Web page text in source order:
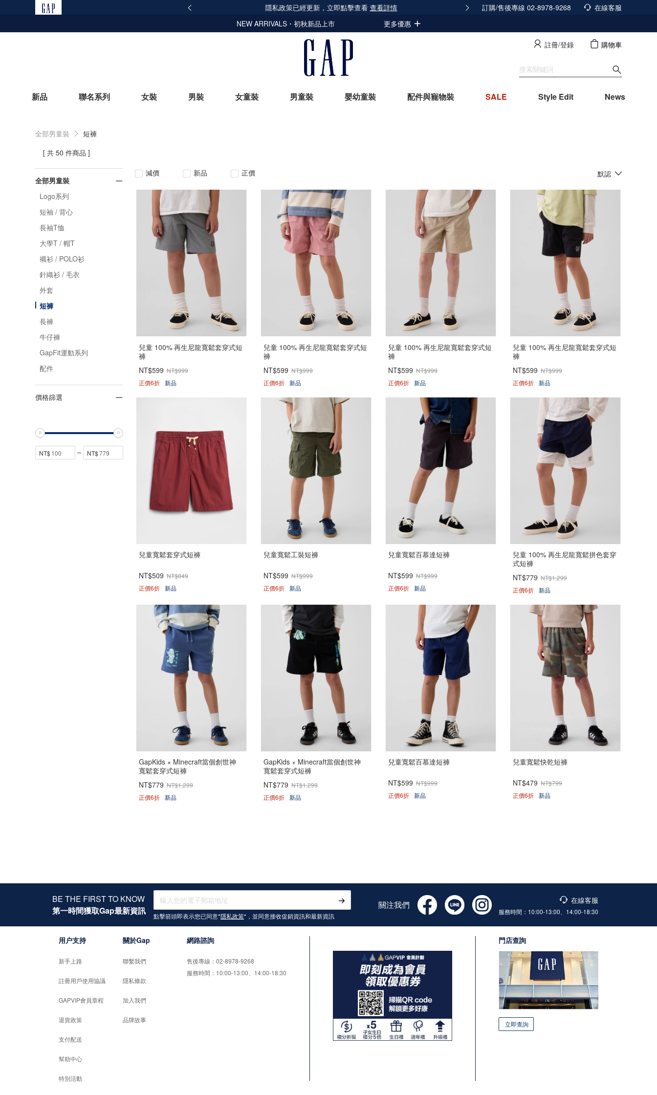
165反詐騙安全宣導 隱私政策已經更新，立即點擊查看查看詳情 積分發放調整公告查看詳情
訂購/售後專線 02-8978-9268
在線客服
NEW ARRIVALS・初秋新品上市
更多優惠
註冊/登錄 購物車
新品 聯名系列 女裝 男裝 女童裝 男童裝 嬰幼童裝 配件與寵物裝 SALE Style Edit News
全部男童裝
短褲
[ 共 50 件商品 ]
全部男童裝
Logo系列
短袖 / 背心
長袖T恤
大學T / 帽T
襯衫 / POLO衫
針織衫 / 毛衣
外套
短褲
長褲
牛仔褲
GapFit運動系列
配件
價格篩選
減價 新品 正價 默認
兒童 100% 再生尼龍寬鬆套穿式短
褲
NT$599 NT$999
正價6折 新品
兒童 100% 再生尼龍寬鬆套穿式短
褲
NT$599 NT$999
正價6折 新品
兒童 100% 再生尼龍寬鬆套穿式短
褲
NT$599 NT$999
正價6折 新品
兒童 100% 再生尼龍寬鬆套穿式短
褲
NT$599 NT$999
正價6折 新品
兒童寬鬆套穿式短褲
NT$509 NT$849
正價6折 新品
兒童寬鬆工裝短褲
NT$599 NT$999
正價6折 新品
兒童寬鬆百慕達短褲
NT$599 NT$999
正價6折 新品
兒童 100% 再生尼龍寬鬆拼色套穿
式短褲
NT$779 NT$1,299
正價6折 新品
GapKids × Minecraft當個創世神
寬鬆套穿式短褲
NT$779 NT$1,299
正價6折 新品
GapKids × Minecraft當個創世神
寬鬆套穿式短褲
NT$779 NT$1,299
正價6折 新品
兒童寬鬆百慕達短褲
NT$599 NT$999
正價6折 新品
兒童寬鬆快乾短褲
NT$479 NT$799
正價6折 新品
BE THE FIRST TO KNOW
第一時間獲取Gap最新資訊
點擊箭頭即表示您已同意*隱私政策*，並同意接收促銷資訊和最新資訊
關注我們 在線客服
服務時間：10:00-13:00、14:00-18:30
用户支持
新手上路
註冊用戶使用協議
GAPVIP會員章程
退貨政策
支付配送
幫助中心
特別活動
關於Gap
聯繫我們
隱私條款
加入我們
品牌故事
網路諮詢
售後專線：02-8978-9268
服務時間：10:00-13:00、14:00-18:30
門店查詢
立即查詢